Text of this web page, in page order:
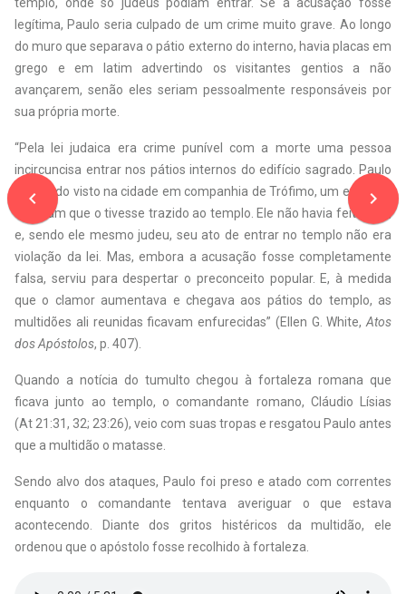
navigate_before
templo, onde só judeus podiam entrar. Se a acusação fosse
legítima, Paulo seria culpado de um crime muito grave. Ao longo
do muro que separava o pátio externo do interno, havia placas em
grego e em latim advertindo os visitantes gentios a não
avançarem, senão eles seriam pessoalmente responsáveis por
sua própria morte.
“Pela lei judaica era crime punível com a morte uma pessoa
incircuncisa entrar nos pátios internos do edifício sagrado. Paulo
tinha sido visto na cidade em companhia de Trófimo, um efésio, e
acharam que o tivesse trazido ao templo. Ele não havia feito isso;
e, sendo ele mesmo judeu, seu ato de entrar no templo não era
violação da lei. Mas, embora a acusação fosse completamente
falsa, serviu para despertar o preconceito popular. E, à medida
que o clamor aumentava e chegava aos pátios do templo, as
multidões ali reunidas ficavam enfurecidas” (Ellen G. White,Atos
dos Apóstolos, p. 407).
Quando a notícia do tumulto chegou à fortaleza romana que
ficava junto ao templo, o comandante romano, Cláudio Lísias
(At 21:31, 32; 23:26), veio com suas tropas e resgatou Paulo antes
que a multidão o matasse.
Sendo alvo dos ataques, Paulo foi preso e atado com correntes
enquanto o comandante tentava averiguar o que estava
acontecendo. Diante dos gritos histéricos da multidão, ele
ordenou que o apóstolo fosse recolhido à fortaleza.
navigate_next